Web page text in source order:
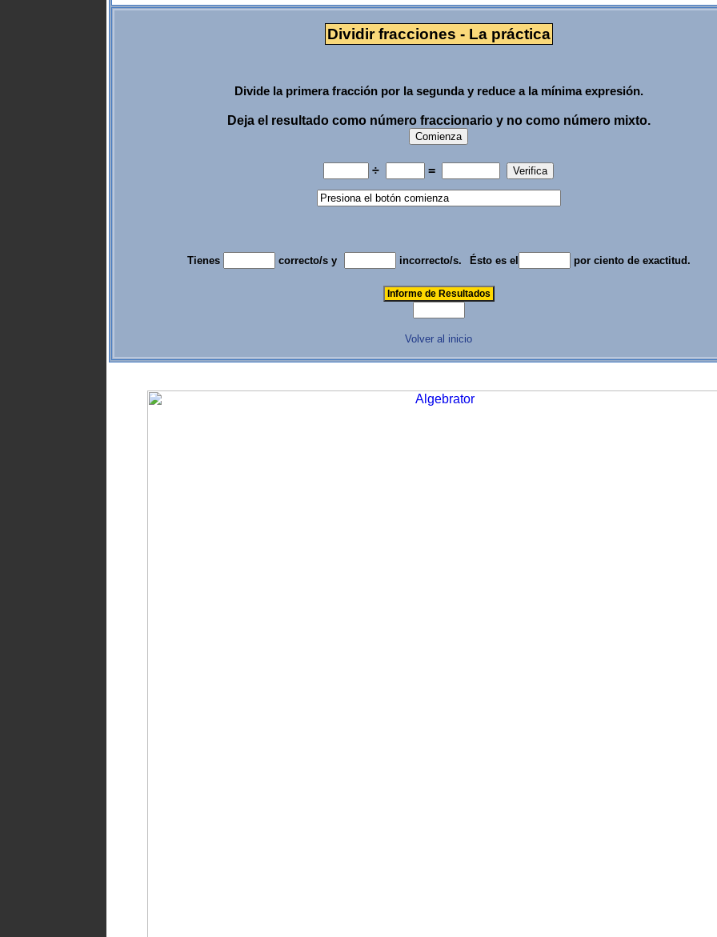
Dividir fracciones - La práctica
Divide la primera fracción por la segunda y reduce a la mínima expresión.
Deja el resultado como número fraccionario y no como número mixto.
÷ =
Tienes correcto/s y incorrecto/s. Ésto es el por ciento de exactitud.
Volver al inicio